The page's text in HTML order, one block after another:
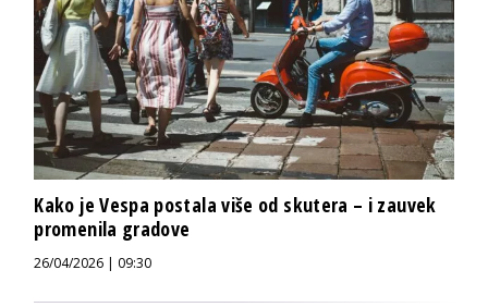
Kako je Vespa postala više od skutera – i zauvek
promenila gradove
26/04/2026 | 09:30